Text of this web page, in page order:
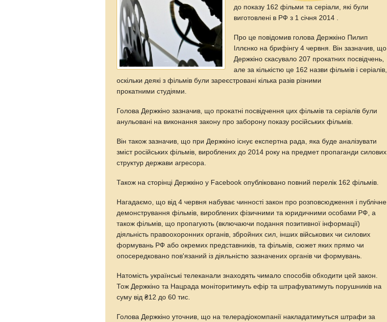
до показу 162 фільми та серіали, які були
виготовлені в РФ з 1 січня 2014 .
Про це повідомив голова Держкіно Пилип
Іллєнко на брифінгу 4 червня. Він зазначив, що
Держкіно скасувало 207 прокатних посвідчень,
але за кількістю це 162 назви фільмів і серіалів,
оскільки деякі з фільмів були зареєстровані кілька разів різними
прокатними студіями.
Голова Держкіно зазначив, що прокатні посвідчення цих фільмів та серіалів були
анульовані на виконання закону про заборону показу російських фільмів.
Він також зазначив, що при Держкіно існує експертна рада, яка буде аналізувати
зміст російських фільмів, вироблених до 2014 року на предмет пропаганди силових
структур держави агресора.
Також на сторінці Держкіно у Facebook опубліковано повний перелік 162 фільмів.
Нагадаємо, що від 4 червня набуває чинності закон про розповсюдження і публічне
демонстрування фільмів, вироблених фізичними та юридичними особами РФ, а
також фільмів, що пропагують (включаючи подання позитивної інформації)
діяльність правоохоронних органів, збройних сил, інших військових чи силових
формувань РФ або окремих представників, та фільмів, сюжет яких прямо чи
опосередковано пов'язаний із діяльністю зазначених органів чи формувань.
Натомість українські телеканали знаходять чимало способів обходити цей закон.
Тож Держкіно та Нацрада моніторитимуть ефір та штрафуватимуть порушників на
суму від ₴12 до 60 тис.
Голова Держкіно уточнив, що на телерадіокомпанії накладатимуться штрафи за